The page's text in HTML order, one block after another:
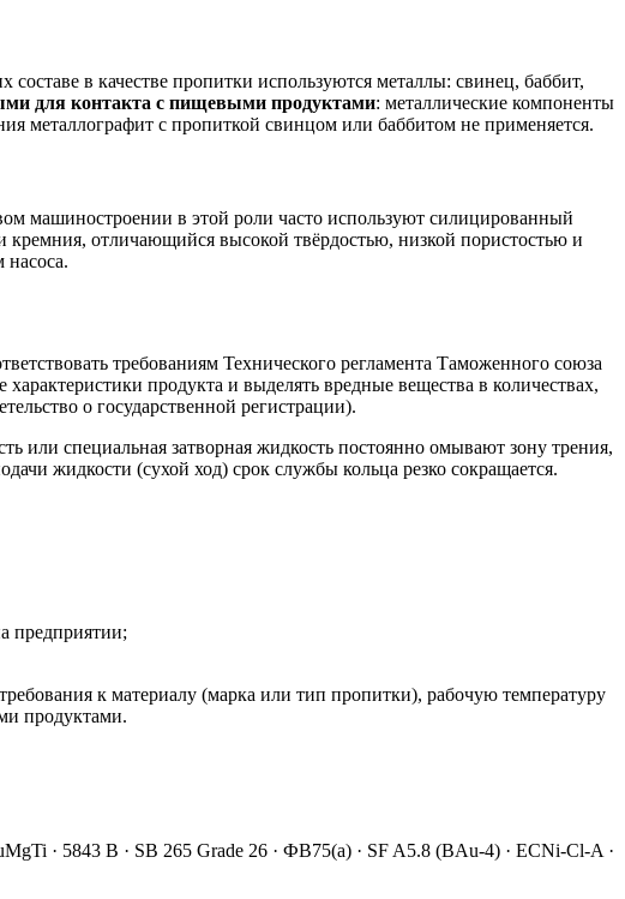
в качестве пропитки используются металлы: свинец, баббит,
для контакта с пищевыми продуктами: металлические компоненты
металлографит с пропиткой свинцом или баббитом не применяется.
машиностроении в этой роли часто используют силицированный
отличающийся высокой твёрдостью, низкой пористостью и
требованиям Технического регламента Таможенного союза
продукта и выделять вредные вещества в количествах,
о государственной регистрации).
или специальная затворная жидкость постоянно омывают зону трения,
жидкости (сухой ход) срок службы кольца резко сокращается.
предприятии;
к материалу (марка или тип пропитки), рабочую температуру
продуктами.
· 5843 B · SB 265 Grade 26 · ФВ75(а) · SF A5.8 (BAu-4) · ECNi-Cl-A ·